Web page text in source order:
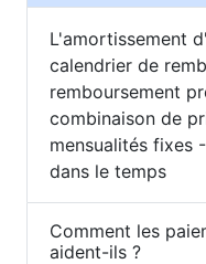
L'amortissement
calendrier de
remboursement
combinaison de
mensualités fixes
dans le temps
Comment les
aident-ils ?